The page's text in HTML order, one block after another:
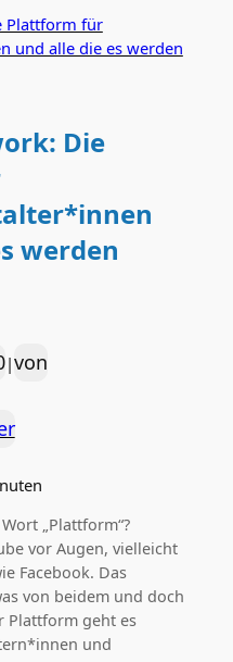
Die
werden
|von
„Plattform“?
vor Augen, vielleicht
Facebook. Das
von beidem und doch
Plattform geht es
und